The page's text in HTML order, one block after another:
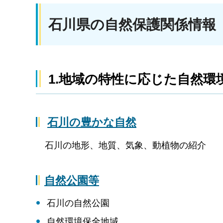
石川県の自然保護関係情報
1.地域の特性に応じた自然環
石川の豊かな自然
石川の地形、地質、気象、動植物の紹介
自然公園等
石川の自然公園